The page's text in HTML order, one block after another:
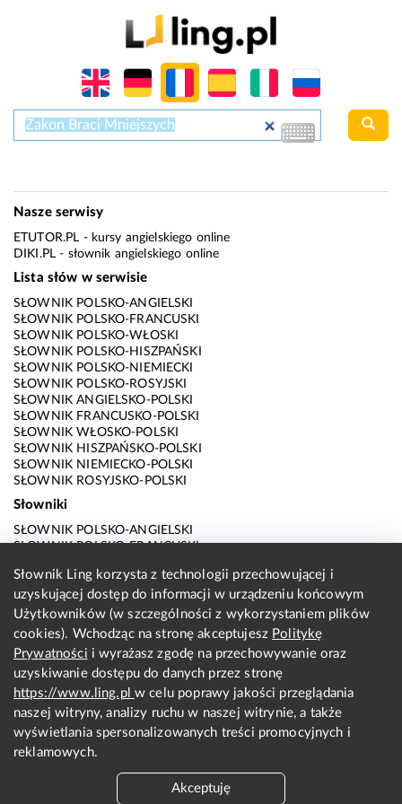
Nasze serwisy
ETUTOR.PL - kursy angielskiego online
DIKI.PL - słownik angielskiego online
Lista słów w serwisie
SŁOWNIK POLSKO-ANGIELSKI
SŁOWNIK POLSKO-FRANCUSKI
SŁOWNIK POLSKO-WŁOSKI
SŁOWNIK POLSKO-HISZPAŃSKI
SŁOWNIK POLSKO-NIEMIECKI
SŁOWNIK POLSKO-ROSYJSKI
SŁOWNIK ANGIELSKO-POLSKI
SŁOWNIK FRANCUSKO-POLSKI
SŁOWNIK WŁOSKO-POLSKI
SŁOWNIK HISZPAŃSKO-POLSKI
SŁOWNIK NIEMIECKO-POLSKI
SŁOWNIK ROSYJSKO-POLSKI
Słowniki
SŁOWNIK POLSKO-ANGIELSKI
SŁOWNIK POLSKO-FRANCUSKI
SŁOWNIK POLSKO-HISZPAŃSKI
SŁOWNIK POLSKO-NIEMIECKI
SŁOWNIK POLSKO-ROSYJSKI
SŁOWNIK ANGIELSKO-POLSKI
SŁOWNIK FRANCUSKO-POLSKI
SŁOWNIK WŁOSKO-POLSKI
SŁOWNIK HISZPAŃSKO-POLSKI
SŁOWNIK NIEMIECKO-POLSKI
SŁOWNIK ROSYJSKO-POLSKI
O nas
KONTAKT Z REDAKCJĄ
Słownik Ling korzysta z technologii przechowującej i
uzyskującej dostęp do informacji w urządzeniu końcowym
Użytkowników (w szczególności z wykorzystaniem plików
cookies). Wchodząc na stronę akceptujesz Politykę
Prywatności i wyrażasz zgodę na przechowywanie oraz
uzyskiwanie dostępu do danych przez stronę
https://www.ling.plw celu poprawy jakości przeglądania
naszej witryny, analizy ruchu w naszej witrynie, a także
wyświetlania spersonalizowanych treści promocyjnych i
reklamowych.
Akceptuję